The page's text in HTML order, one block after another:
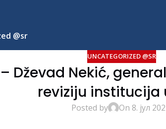
@sr
UNCATEGORIZED @SR
Dževad Nekić,
reviziju institucija
Posted by On 8. јул